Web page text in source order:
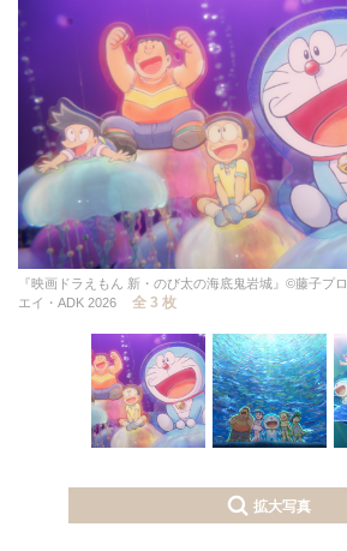
『映画ドラえもん 新・のび太の海底鬼岩城』©藤子プ
エイ・ADK 2026
全 3 枚
拡大写真